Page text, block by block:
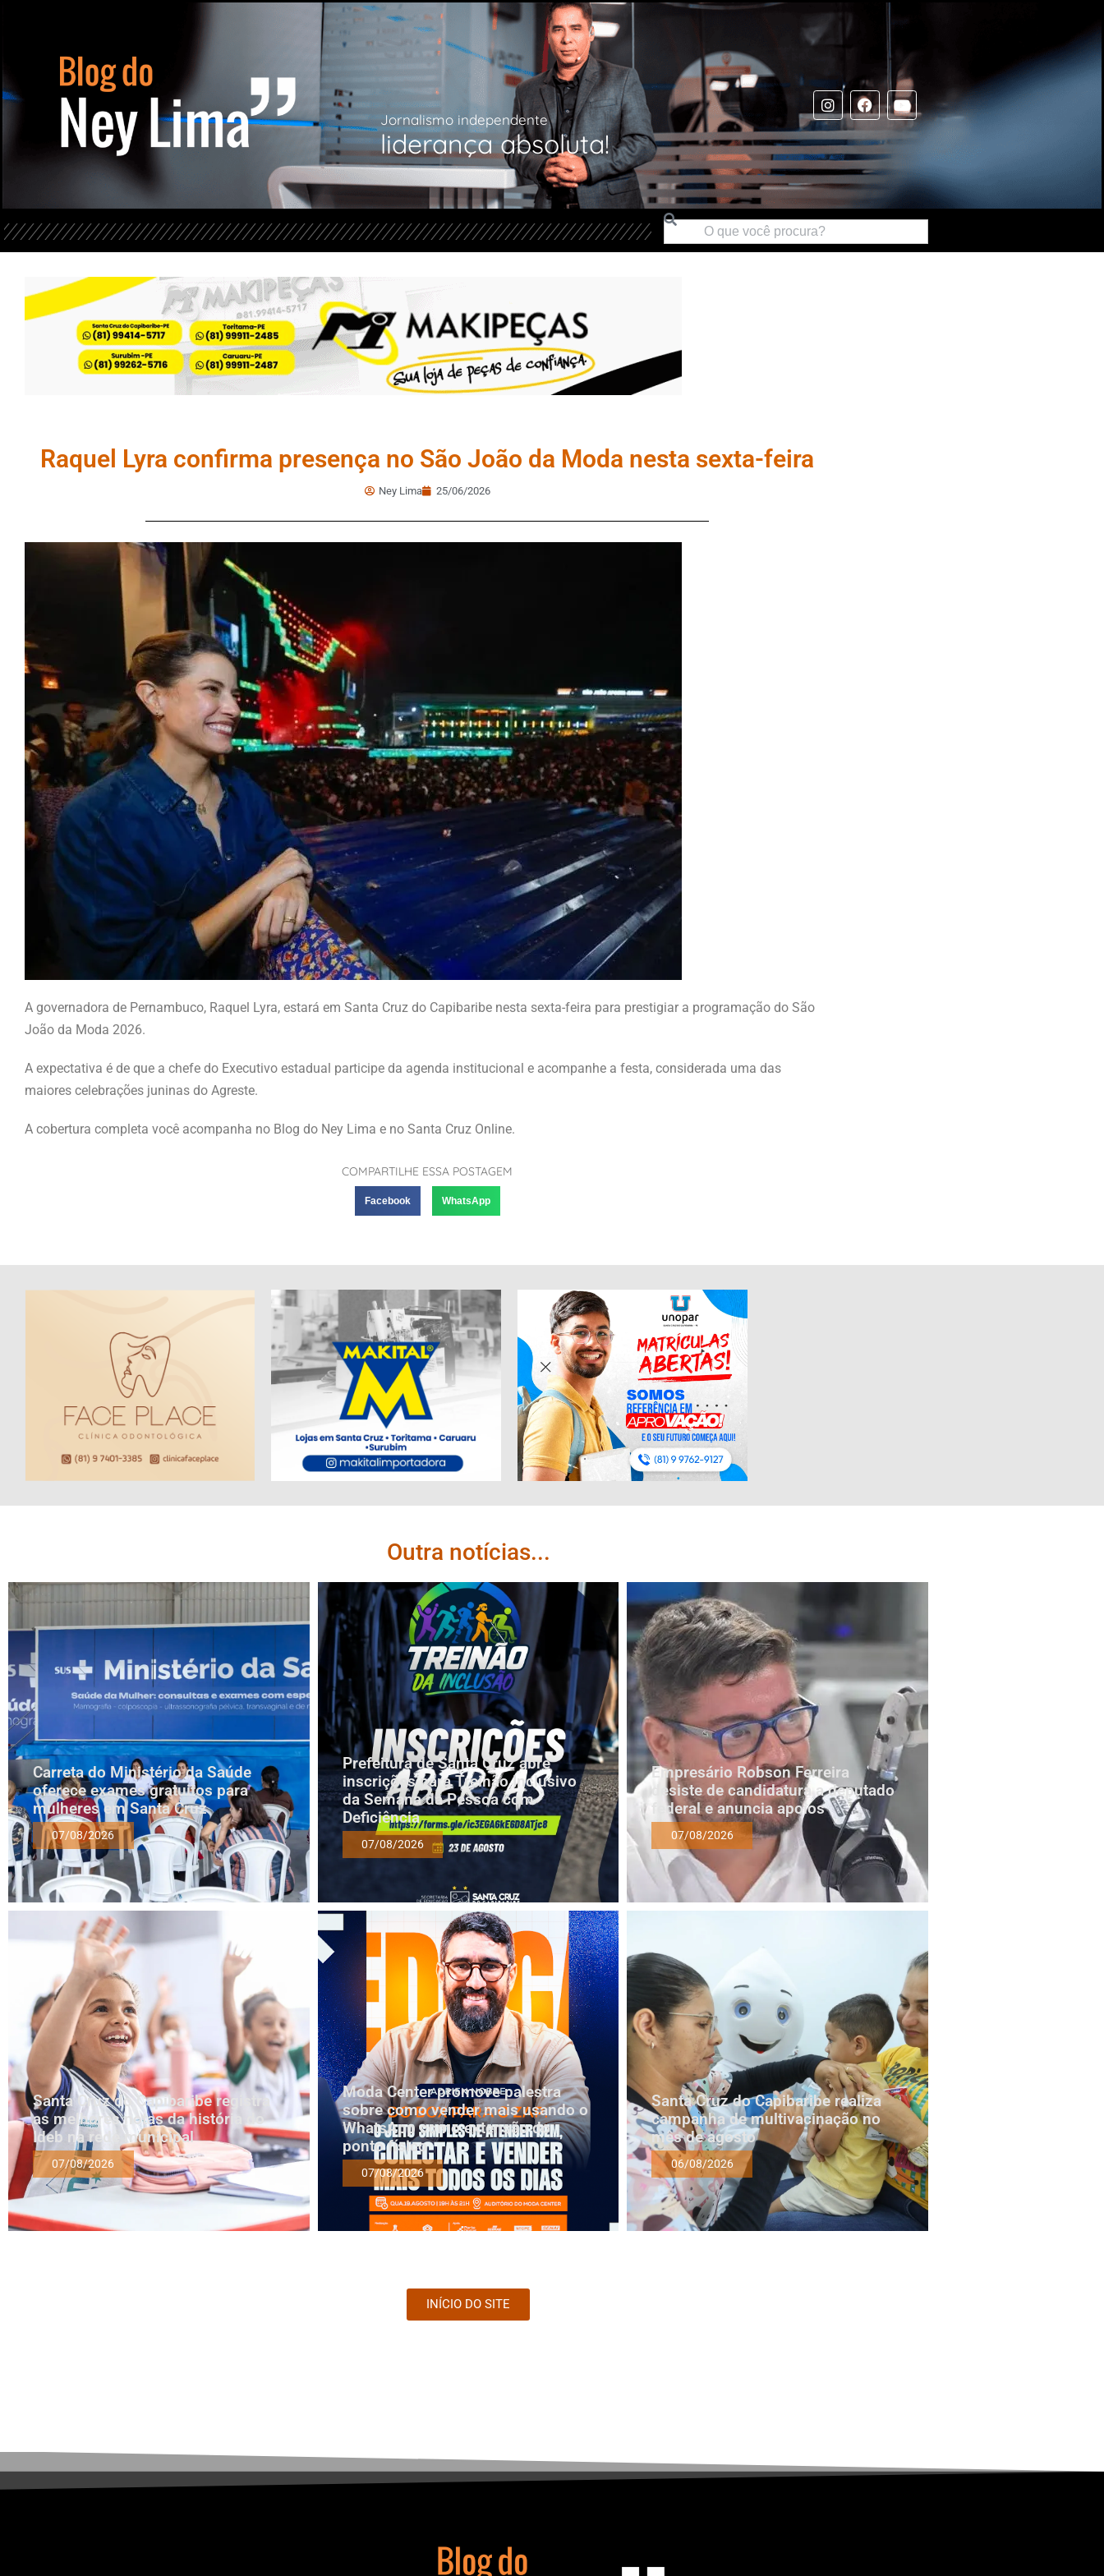
Jornalismo independente
liderança absoluta!
Raquel Lyra confirma presença no São João da Moda nesta sexta-feira
Ney Lima 25/06/2026
A governadora de Pernambuco, Raquel Lyra, estará em Santa Cruz do Capibaribe nesta sexta-feira para prestigiar a programação do São
João da Moda 2026.
A expectativa é de que a chefe do Executivo estadual participe da agenda institucional e acompanhe a festa, considerada uma das
maiores celebrações juninas do Agreste.
A cobertura completa você acompanha no Blog do Ney Lima e no Santa Cruz Online.
COMPARTILHE ESSA POSTAGEM
Facebook WhatsApp
Outra notícias...
Carreta do Ministério da Saúde
oferece exames gratuitos para
mulheres em Santa Cruz
07/08/2026
Prefeitura de Santa Cruz abre
inscrições para Treinão Inclusivo
da Semana da Pessoa com
Deficiência
07/08/2026
Empresário Robson Ferreira
desiste de candidatura a deputado
federal e anuncia apoios
07/08/2026
Santa Cruz do Capibaribe registra
as melhores notas da história do
Ideb na rede municipal
07/08/2026
Moda Center promove palestra
sobre como vender mais usando o
WhatsApp como extensão do
ponto físico
07/08/2026
Santa Cruz do Capibaribe realiza
campanha de multivacinação no
mês de agosto
06/08/2026
INÍCIO DO SITE